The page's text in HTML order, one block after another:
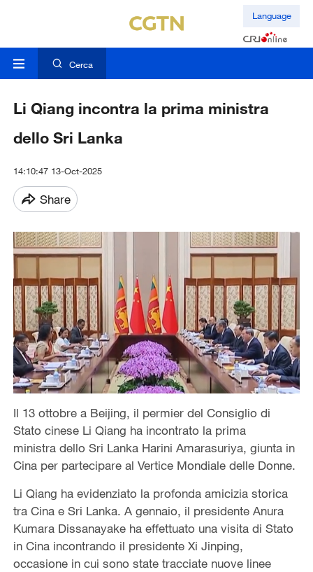
Language
Cerca
Li Qiang incontra la prima ministra
dello Sri Lanka
14:10:47 13-Oct-2025
Share
Il 13 ottobre a Beijing, il permier del Consiglio di
Stato cinese Li Qiang ha incontrato la prima
ministra dello Sri Lanka Harini Amarasuriya, giunta in
Cina per partecipare al Vertice Mondiale delle Donne.
Li Qiang ha evidenziato la profonda amicizia storica
tra Cina e Sri Lanka. A gennaio, il presidente Anura
Kumara Dissanayake ha effettuato una visita di Stato
in Cina incontrando il presidente Xi Jinping,
occasione in cui sono state tracciate nuove linee